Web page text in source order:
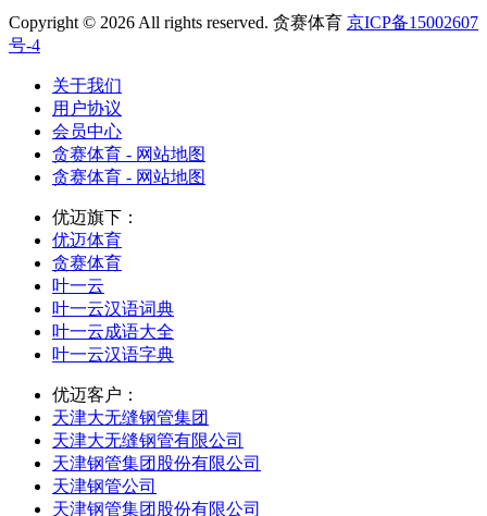
Copyright © 2026 All rights reserved. 贪赛体育 京ICP备15002607
号-4
关于我们
用户协议
会员中心
贪赛体育 - 网站地图
贪赛体育 - 网站地图
优迈旗下：
优迈体育
贪赛体育
叶一云
叶一云汉语词典
叶一云成语大全
叶一云汉语字典
优迈客户：
天津大无缝钢管集团
天津大无缝钢管有限公司
天津钢管集团股份有限公司
天津钢管公司
天津钢管集团股份有限公司